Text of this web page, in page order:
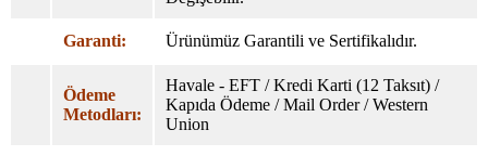
Garanti: Ürünümüz Garantili ve Sertifikalıdır.
Ödeme
Metodları:
Havale - EFT / Kredi Karti (12 Taksıt) /
Kapıda Ödeme / Mail Order / Western
Union